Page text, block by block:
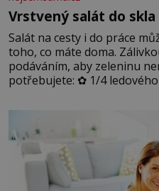
Vrstvený salát do skla
Salát na cesty i do práce
toho, co máte doma.
podáváním, aby zeleninu
potřebujete: ✿ 1/4
okurky ✿ 2 rajčata Zálivka:
lžíci citronové šťávy ✿ ½